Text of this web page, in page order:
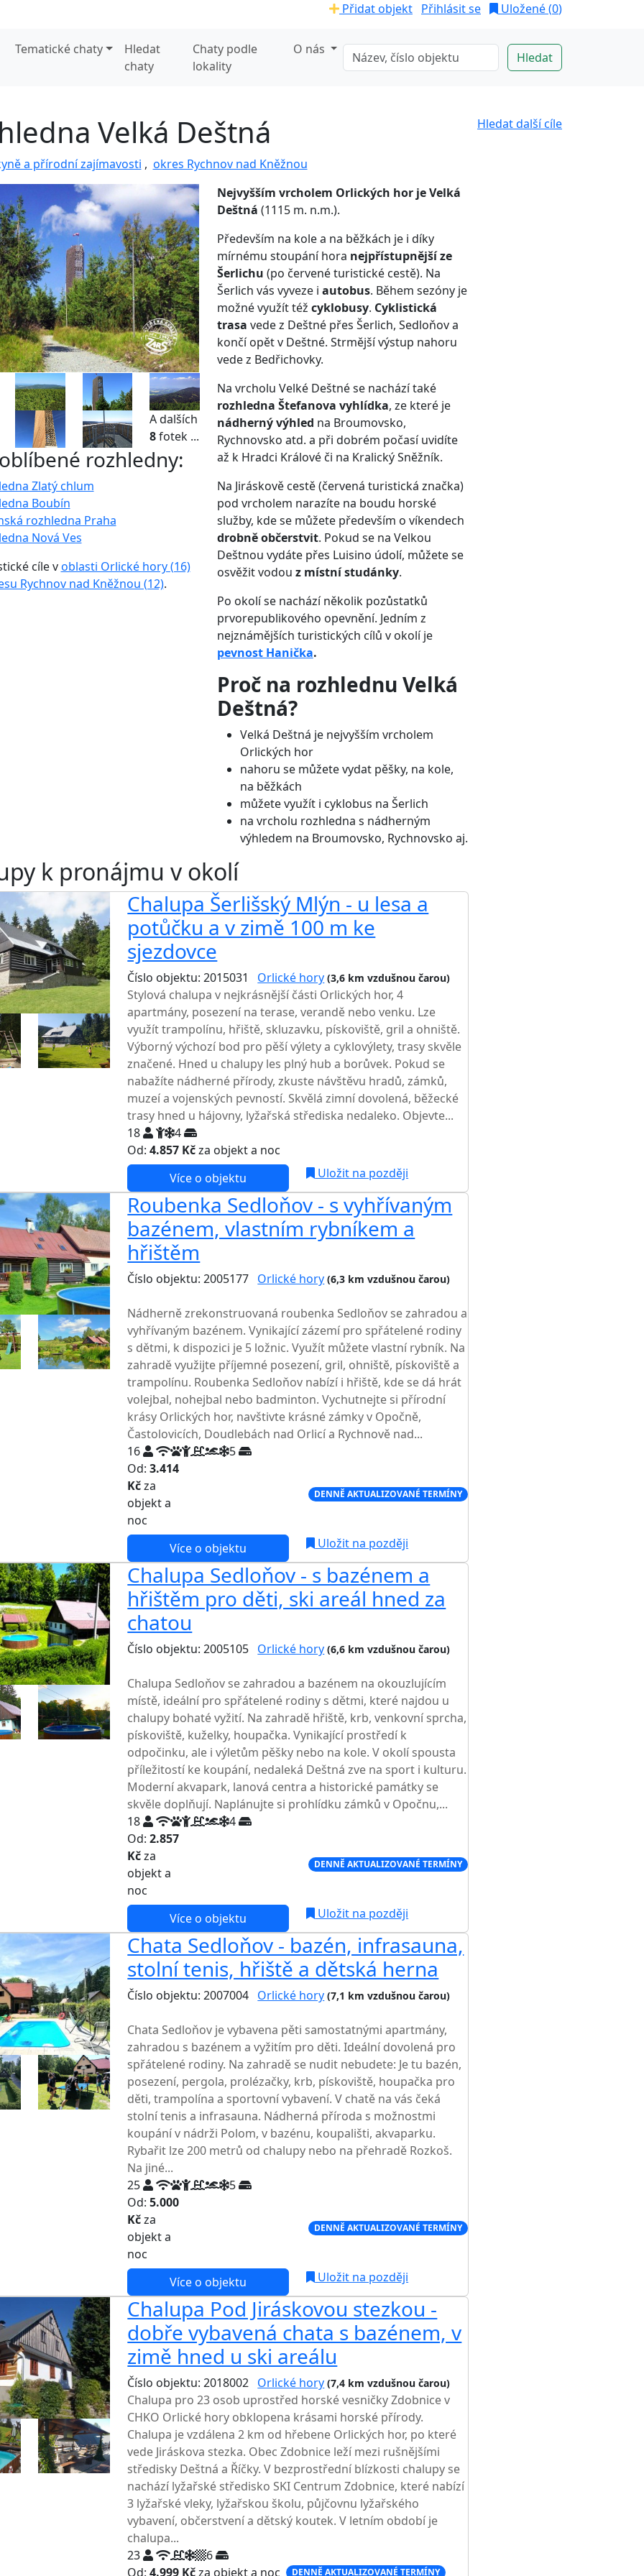
Přidat objekt Přihlásit se Uložené (0)
Tematické chaty
Hledat
chaty
Chaty podle
lokality
O nás
Hledat další cíle
Velká Deštná
a přírodní zajímavosti , okres Rychnov nad Kněžnou
A dalších
8fotek ...
rozhledny:
Zlatý chlum
Boubín
rozhledna Praha
Nová Ves
cíle voblasti Orlické hory (16)
Rychnov nad Kněžnou (12).
Nejvyšším vrcholem Orlických hor je Velká
Deštná (1115 m. n.m.).
Především na kole a na běžkách je i díky
mírnému stoupání hora nejpřístupnější ze
Šerlichu (po červené turistické cestě). Na
Šerlich vás vyveze i autobus. Během sezóny je
možné využít též cyklobusy. Cyklistická
trasa vede z Deštné přes Šerlich, Sedloňov a
končí opět v Deštné. Strmější výstup nahoru
vede z Bedřichovky.
Na vrcholu Velké Deštné se nachází také
rozhledna Štefanova vyhlídka, ze které je
nádherný výhled na Broumovsko,
Rychnovsko atd. a při dobrém počasí uvidíte
až k Hradci Králové či na Kralický Sněžník.
Na Jiráskově cestě (červená turistická značka)
pod vrcholem narazíte na boudu horské
služby, kde se můžete především o víkendech
drobně občerstvit. Pokud se na Velkou
Deštnou vydáte přes Luisino údolí, můžete se
osvěžit vodou z místní studánky.
Po okolí se nachází několik pozůstatků
prvorepublikového opevnění. Jedním z
nejznámějších turistických cílů v okolí je
pevnost Hanička.
Proč na rozhlednu Velká
Deštná?
Velká Deštná je nejvyšším vrcholem
Orlických hor
nahoru se můžete vydat pěšky, na kole,
na běžkách
můžete využít i cyklobus na Šerlich
na vrcholu rozhledna s nádherným
výhledem na Broumovsko, Rychnovsko aj.
k pronájmu v okolí
Chalupa Šerlišský Mlýn - u lesa a
potůčku a v zimě 100 m ke
sjezdovce
Číslo objektu: 2015031 Orlické hory (3,6 km vzdušnou čarou)
Stylová chalupa v nejkrásnější části Orlických hor, 4
apartmány, posezení na terase, verandě nebo venku. Lze
využít trampolínu, hřiště, skluzavku, pískoviště, gril a ohniště.
Výborný výchozí bod pro pěší výlety a cyklovýlety, trasy skvěle
značené. Hned u chalupy les plný hub a borůvek. Pokud se
nabažíte nádherné přírody, zkuste návštěvu hradů, zámků,
muzeí a vojenských pevností. Skvělá zimní dovolená, běžecké
trasy hned u hájovny, lyžařská střediska nedaleko. Objevte...
18
4
Od:4.857 Kčza objekt a noc
Více o objektu Uložit na později
Roubenka Sedloňov - s vyhřívaným
bazénem, vlastním rybníkem a
hřištěm
Číslo objektu: 2005177 Orlické hory (6,3 km vzdušnou čarou)
Nádherně zrekonstruovaná roubenka Sedloňov se zahradou a
vyhřívaným bazénem. Vynikající zázemí pro spřátelené rodiny
s dětmi, k dispozici je 5 ložnic. Využít můžete vlastní rybník. Na
zahradě využijte příjemné posezení, gril, ohniště, pískoviště a
trampolínu. Roubenka Sedloňov nabízí i hřiště, kde se dá hrát
volejbal, nohejbal nebo badminton. Vychutnejte si přírodní
krásy Orlických hor, navštivte krásné zámky v Opočně,
Častolovicích, Doudlebách nad Orlicí a Rychnově nad...
16
5
Od:3.414
Kčza
objekt a
noc
DENNĚ AKTUALIZOVANÉ TERMÍNY
Více o objektu Uložit na později
Chalupa Sedloňov - s bazénem a
hřištěm pro děti, ski areál hned za
chatou
Číslo objektu: 2005105 Orlické hory (6,6 km vzdušnou čarou)
Chalupa Sedloňov se zahradou a bazénem na okouzlujícím
místě, ideální pro spřátelené rodiny s dětmi, které najdou u
chalupy bohaté vyžití. Na zahradě hřiště, krb, venkovní sprcha,
pískoviště, kuželky, houpačka. Vynikající prostředí k
odpočinku, ale i výletům pěšky nebo na kole. V okolí spousta
příležitostí ke koupání, nedaleká Deštná zve na sport i kulturu.
Moderní akvapark, lanová centra a historické památky se
skvěle doplňují. Naplánujte si prohlídku zámků v Opočnu,...
18
4
Od:2.857
Kčza
objekt a
noc
DENNĚ AKTUALIZOVANÉ TERMÍNY
Více o objektu Uložit na později
Chata Sedloňov - bazén, infrasauna,
stolní tenis, hřiště a dětská herna
Číslo objektu: 2007004 Orlické hory (7,1 km vzdušnou čarou)
Chata Sedloňov je vybavena pěti samostatnými apartmány,
zahradou s bazénem a vyžitím pro děti. Ideální dovolená pro
spřátelené rodiny. Na zahradě se nudit nebudete: Je tu bazén,
posezení, pergola, prolézačky, krb, pískoviště, houpačka pro
děti, trampolína a sportovní vybavení. V chatě na vás čeká
stolní tenis a infrasauna. Nádherná příroda s možnostmi
koupání v nádrži Polom, v bazénu, koupališti, akvaparku.
Rybařit lze 200 metrů od chalupy nebo na přehradě Rozkoš.
Na jiné...
25
5
Od:5.000
Kčza
objekt a
noc
DENNĚ AKTUALIZOVANÉ TERMÍNY
Více o objektu Uložit na později
Chalupa Pod Jiráskovou stezkou -
dobře vybavená chata s bazénem, v
zimě hned u ski areálu
Číslo objektu: 2018002 Orlické hory (7,4 km vzdušnou čarou)
Chalupa pro 23 osob uprostřed horské vesničky Zdobnice v
CHKO Orlické hory obklopena krásami horské přírody.
Chalupa je vzdálena 2 km od hřebene Orlických hor, po které
vede Jiráskova stezka. Obec Zdobnice leží mezi rušnějšími
středisky Deštná a Říčky. V bezprostřední blízkosti chalupy se
nachází lyžařské středisko SKI Centrum Zdobnice, které nabízí
3 lyžařské vleky, lyžařskou školu, půjčovnu lyžařského
vybavení, občerstvení a dětský koutek. V letním období je
chalupa...
23
6
Od:4.999 Kčza objekt a noc DENNĚ AKTUALIZOVANÉ TERMÍNY